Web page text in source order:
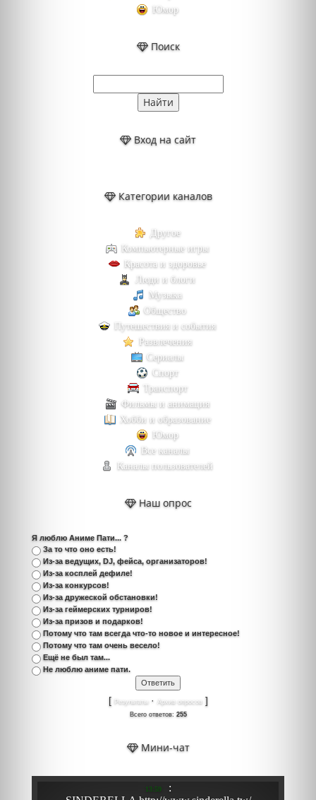
Юмор
Поиск
Вход на сайт
Категории каналов
Другое
Компьютерные игры
Красота и здоровье
Люди и блоги
Музыка
Общество
Путешествия и события
Развлечения
Сериалы
Спорт
Транспорт
Фильмы и анимация
Хобби и образование
Юмор
Все каналы
Каналы пользователей
Наш опрос
Я люблю Аниме Пати... ?
За то что оно есть!
Из-за ведущих, DJ, фейса, организаторов!
Из-за косплей дефиле!
Из-за конкурсов!
Из-за дружеской обстановки!
Из-за геймерских турниров!
Из-за призов и подарков!
Потому что там всегда что-то новое и интересное!
Потому что там очень весело!
Ещё не был там...
Не люблю аниме пати.
[ Результаты · Архив опросов]
Всего ответов: 255
Мини-чат